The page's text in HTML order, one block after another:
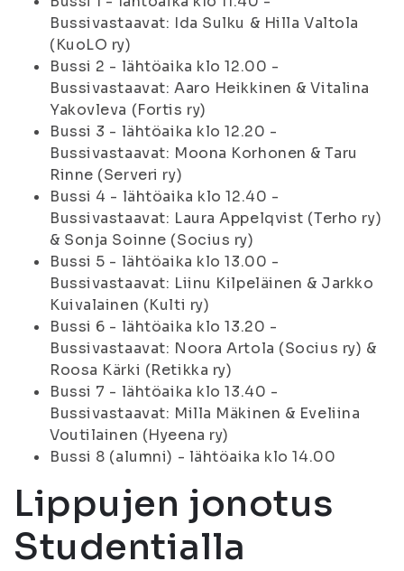
Bussivastaavat: Ida Sulku & Hilla Valtola
(KuoLO ry)
Bussi 2 - lähtöaika klo 12.00 -
Bussivastaavat: Aaro Heikkinen & Vitalina
Yakovleva (Fortis ry)
Bussi 3 - lähtöaika klo 12.20 -
Bussivastaavat: Moona Korhonen & Taru
Rinne (Serveri ry)
Bussi 4 - lähtöaika klo 12.40 -
Bussivastaavat: Laura Appelqvist (Terho ry)
& Sonja Soinne (Socius ry)
Bussi 5 - lähtöaika klo 13.00 -
Bussivastaavat: Liinu Kilpeläinen & Jarkko
Kuivalainen (Kulti ry)
Bussi 6 - lähtöaika klo 13.20 -
Bussivastaavat: Noora Artola (Socius ry) &
Roosa Kärki (Retikka ry)
Bussi 7 - lähtöaika klo 13.40 -
Bussivastaavat: Milla Mäkinen & Eveliina
Voutilainen (Hyeena ry)
Bussi 8 (alumni) - lähtöaika klo 14.00
Lippujen jonotus
Studentialla